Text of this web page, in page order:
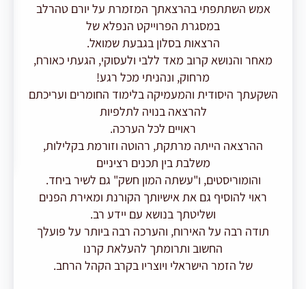
אמש השתתפתי בהרצאתך המזמרת על יורם טהרלב
במסגרת הפרוייקט הנפלא של
הרצאות בסלון בגבעת שמואל.
מאחר והנושא קרוב מאד ללבי ולעסוקי, הגעתי כאורח,
מרחוק, ונהניתי מכל רגע!
השקעתך היסודית והמעמיקה בלימוד החומרים ועריכתם
להרצאה בנויה לתלפיות
ראויים לכל הערכה.
ההרצאה הייתה מרתקת, רהוטה וזורמת בקלילות,
משלבת בין תכנים רציניים
והומוריסטים, ו"עשתה המון חשק" גם לשיר ביחד.
ראוי להוסיף גם את אישיותך הקורנת ומאירת הפנים
ושליטתך בנושא עם יידע רב.
תודה רבה על האירוח, והערכה רבה ביותר על פועלך
החשוב ותרומתך להעלאת קרנו
של הזמר הישראלי ויוצריו בקרב הקהל הרחב.